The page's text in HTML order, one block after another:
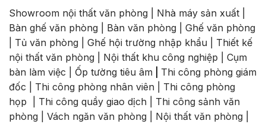
Showroom nội thất văn phòng Nhà máy sản xuất
Bàn ghế văn phòng
Bàn văn phòng
Ghế văn phòng
Tủ văn phòng Ghế hội trường nhập khẩu
Thiết kế
nội thất văn phòng
Nội thất khu công nghiệp
Cụm
bàn làm việc
Ốp tường tiêu âm
Thi công phòng giám
đốc
Thi công phòng nhân viên
Thi công phòng
họp
Thi công quầy giao dịch
Thi công sảnh văn
phòng
Vách ngăn văn phòng Nội thất văn phòng